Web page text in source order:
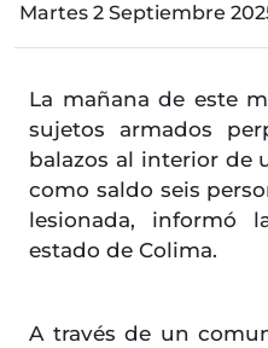
Martes 2 Septiembre
La mañana de este
sujetos armados
balazos al interior de
como saldo seis
lesionada, informó
estado de Colima.
A través de un